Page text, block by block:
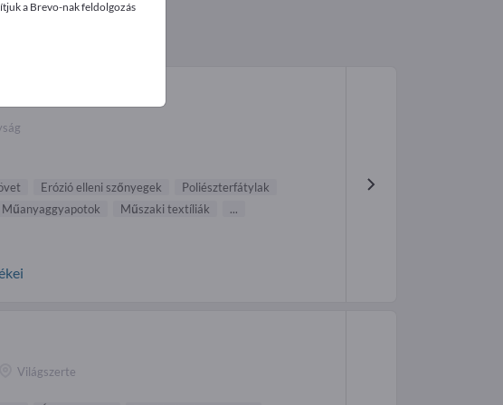
Erózió elleni szőnyegek
Poliészterfátylak
Műanyaggyapotok Műszaki textíliák ...
Világszerte
a Brevo-nak feldolgozás